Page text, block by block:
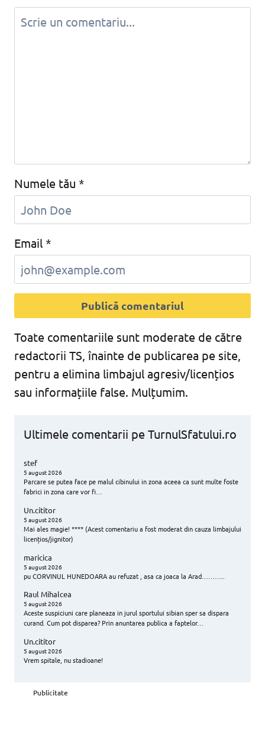
Numele tău *
Email *
Toate comentariile sunt moderate de către
redactorii TS, înainte de publicarea pe site,
pentru a elimina limbajul agresiv/licențios
sau informațiile false. Mulțumim.
Ultimele comentarii pe TurnulSfatului.ro
stef
5 august 2026
Parcare se putea face pe malul cibinului in zona aceea ca sunt multe foste
fabrici in zona care vor fi…
Un.cititor
5 august 2026
Mai ales magie! **** (Acest comentariu a fost moderat din cauza limbajului
licențios/jignitor)
maricica
5 august 2026
pu CORVINUL HUNEDOARA au refuzat , asa ca joaca la Arad………..
Raul Mihalcea
5 august 2026
Aceste suspiciuni care planeaza in jurul sportului sibian sper sa dispara
curand. Cum pot disparea? Prin anuntarea publica a faptelor…
Un.cititor
5 august 2026
Vrem spitale, nu stadioane!
Publicitate